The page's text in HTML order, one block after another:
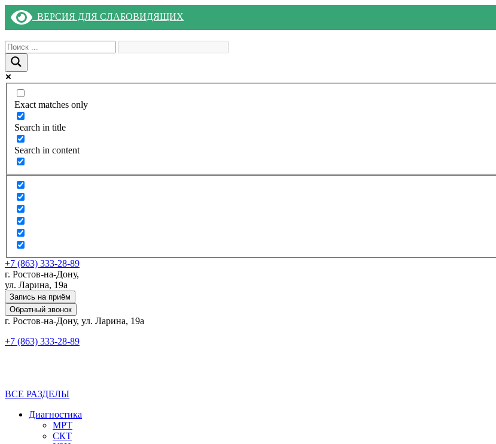
ВЕРСИЯ ДЛЯ СЛАБОВИДЯЩИХ
Exact matches only
Search in title
Search in content
+7 (863) 333-28-89
г. Ростов-на-Дону,
ул. Ларина, 19а
Запись на приём
Обратный звонок
г. Ростов-на-Дону, ул. Ларина, 19а
+7 (863) 333-28-89
ВСЕ РАЗДЕЛЫ
Диагностика
МРТ
СКТ